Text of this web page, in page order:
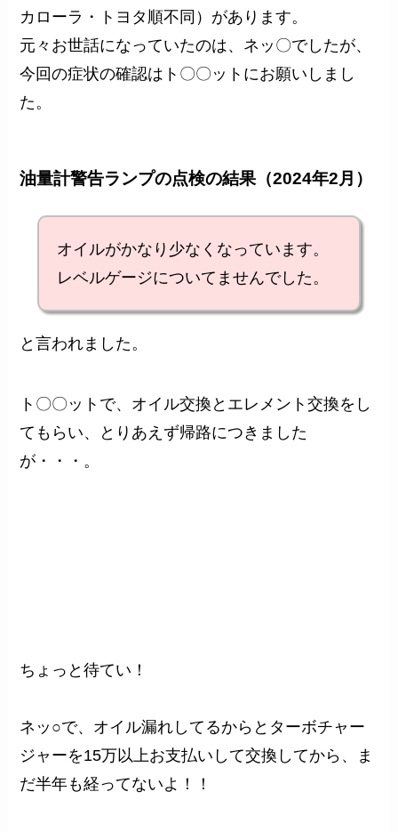
カローラ・トヨタ順不同）があります。
元々お世話になっていたのは、ネッ〇でしたが、
今回の症状の確認はト〇〇ットにお願いしまし
た。
油量計警告ランプの点検の結果（2024年2月）
オイルがかなり少なくなっています。
レベルゲージについてませんでした。
と言われました。
ト〇〇ットで、オイル交換とエレメント交換をし
てもらい、とりあえず帰路につきました
が・・・。
ちょっと待てい！
ネッ○で、オイル漏れしてるからとターボチャー
ジャーを15万以上お支払いして交換してから、ま
だ半年も経ってないよ！！